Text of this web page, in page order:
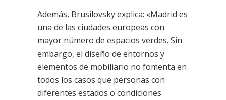
Además, Brusilovsky explica: «Madrid es
una de las ciudades europeas con
mayor número de espacios verdes. Sin
embargo, el diseño de entornos y
elementos de mobiliario no fomenta en
todos los casos que personas con
diferentes estados o condiciones